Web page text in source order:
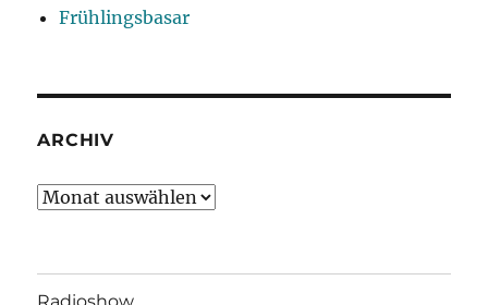
Frühlingsbasar
ARCHIV
Archiv
Radioshow